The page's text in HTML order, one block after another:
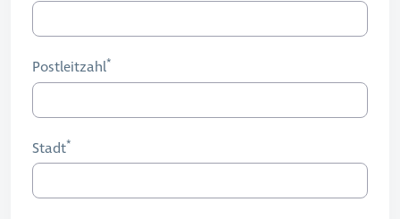
Postleitzahl
Stadt